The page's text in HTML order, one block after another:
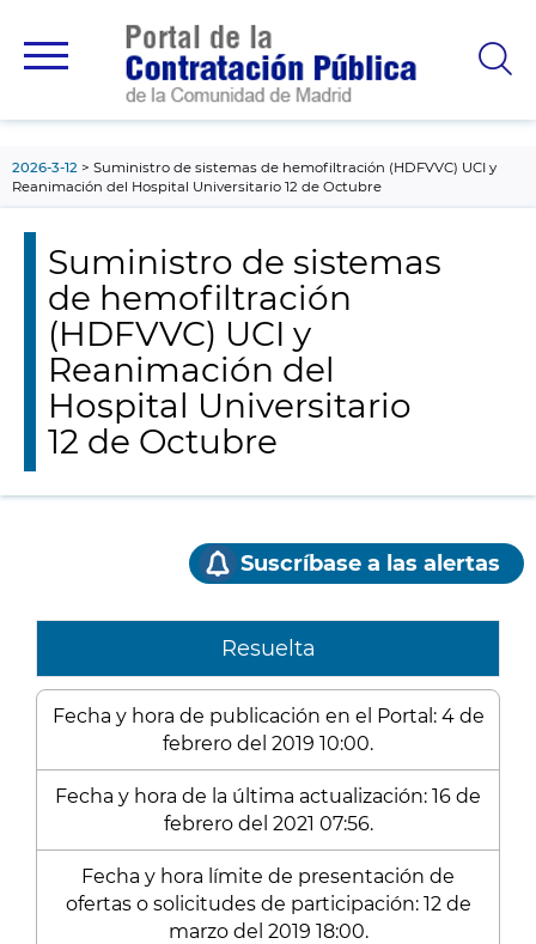
principal
2026-3-12
Suministro de sistemas de hemofiltración (HDFVVC) UCI y
Reanimación del Hospital Universitario 12 de Octubre
Suministro de sistemas
de hemofiltración
(HDFVVC) UCI y
Reanimación del
Hospital Universitario
12 de Octubre
Suscríbase a las alertas
Resuelta
Fecha y hora de publicación en el Portal: 4 de
febrero del 2019 10:00.
Fecha y hora de la última actualización: 16 de
febrero del 2021 07:56.
Fecha y hora límite de presentación de
ofertas o solicitudes de participación: 12 de
marzo del 2019 18:00.